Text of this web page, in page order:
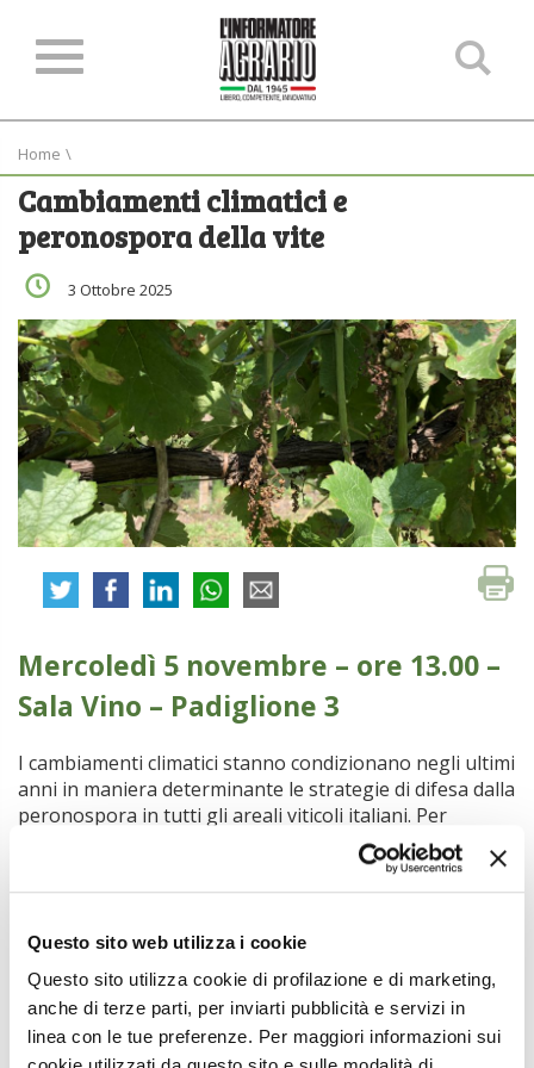
Questo sito web utilizza i cookie
Questo sito utilizza cookie di profilazione e di marketing,
anche di terze parti, per inviarti pubblicità e servizi in
linea con le tue preferenze. Per maggiori informazioni sui
Home \
Cambiamenti climatici e
peronospora della vite
3 Ottobre 2025
Mercoledì 5 novembre – ore 13.00 –
Sala Vino – Padiglione 3
I cambiamenti climatici stanno condizionano negli ultimi
anni in maniera determinante le strategie di difesa dalla
peronospora in tutti gli areali viticoli italiani. Per
limitare la dannosità del patogeno è necessario
conoscere gli aspetti bio-epidemiologici di Plasmopara
viticola e su come le condizioni predisponenti sempre
aumentare il rischio della malattia, puntando per
quanto più possibile a limitare le manifestazioni delle
infezioni primarie.
Relatore: Gabriele Posenato, Agrea Centro Studi